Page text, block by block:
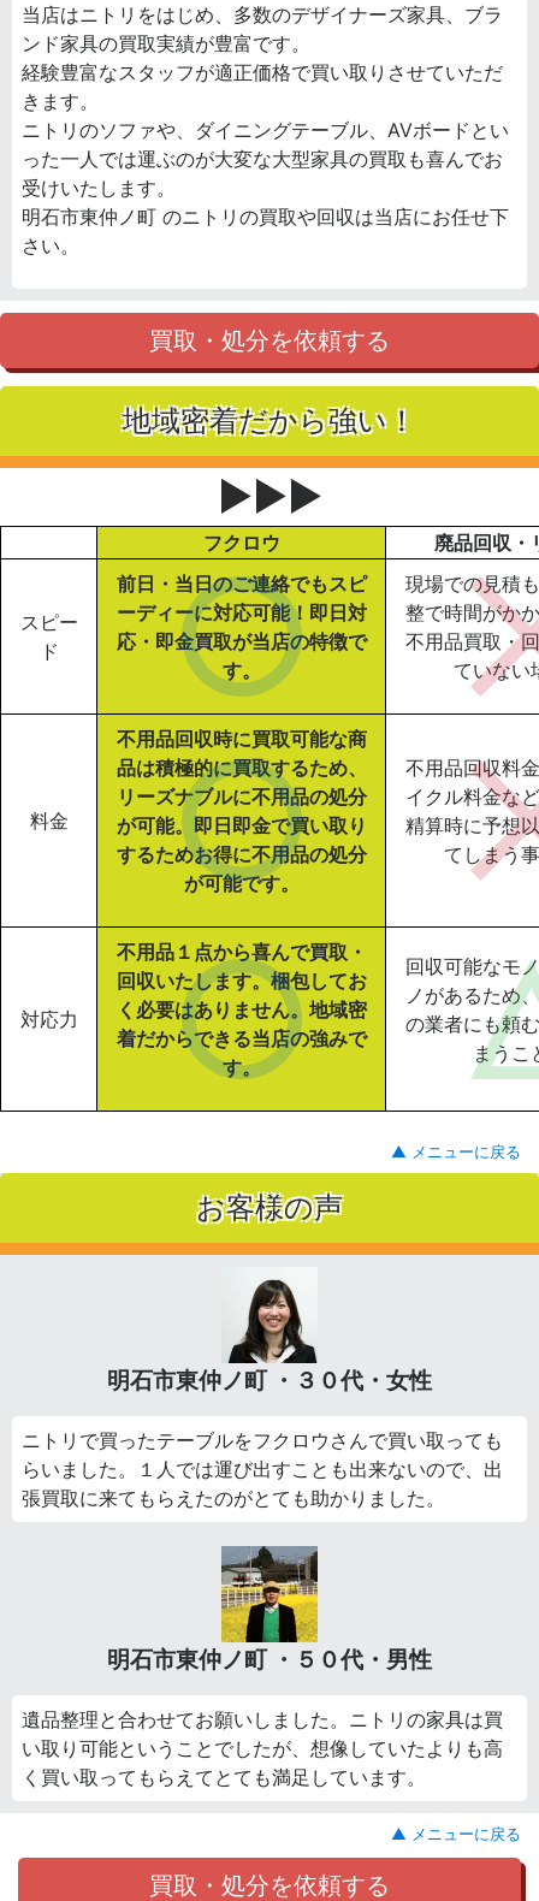
当店はニトリをはじめ、多数のデザイナーズ家具、ブラ
ンド家具の買取実績が豊富です。
経験豊富なスタッフが適正価格で買い取りさせていただ
きます。
ニトリのソファや、ダイニングテーブル、AVボードとい
った一人では運ぶのが大変な大型家具の買取も喜んでお
受けいたします。
明石市東仲ノ町 のニトリの買取や回収は当店にお任せ下
さい。
買取・処分を依頼する
地域密着だから強い！
▶▶▶
フクロウ 廃品回収・
スピー
ド
前日・当日のご連絡でもスピ
ーディーに対応可能！即日対
応・即金買取が当店の特徴で
す。
現場での見積
整で時間がか
不用品買取・
ていない
料金
不用品回収時に買取可能な商
品は積極的に買取するため、
リーズナブルに不用品の処分
が可能。即日即金で買い取り
するためお得に不用品の処分
が可能です。
不用品回収料
イクル料金な
精算時に予想
てしまう
対応力
不用品１点から喜んで買取・
回収いたします。梱包してお
く必要はありません。地域密
着だからできる当店の強みで
す。
回収可能なモ
ノがあるため
の業者にも頼
まうこ
▲ メニューに戻る
お客様の声
明石市東仲ノ町 ・３０代・女性
ニトリで買ったテーブルをフクロウさんで買い取っても
らいました。１人では運び出すことも出来ないので、出
張買取に来てもらえたのがとても助かりました。
明石市東仲ノ町 ・５０代・男性
遺品整理と合わせてお願いしました。ニトリの家具は買
い取り可能ということでしたが、想像していたよりも高
く買い取ってもらえてとても満足しています。
▲ メニューに戻る
買取・処分を依頼する